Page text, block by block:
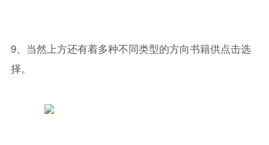
9、当然上方还有着多种不同类型的方向书籍供点击选
择。